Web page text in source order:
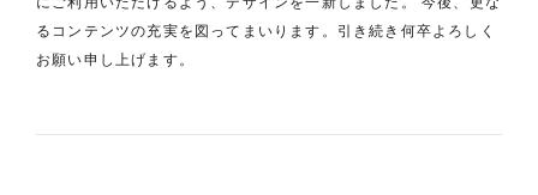
るコンテンツの充実を図ってまいります。引き続き何卒よろしく
お願い申し上げます。